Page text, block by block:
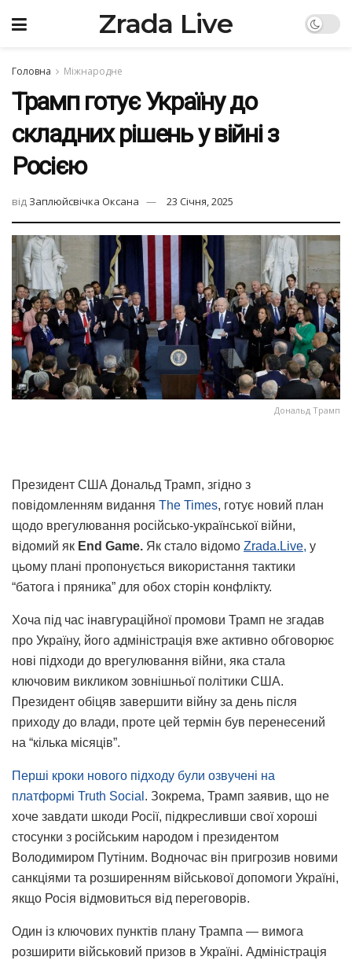
Zrada Live
Головна Міжнародне
Трамп готує Україну до
складних рішень у війні з
Росією
від Заплюйсвічка Оксана 23 Січня, 2025
Дональд Трамп
Президент США Дональд Трамп, згідно з
повідомленням видання The Times, готує новий план
щодо врегулювання російсько-української війни,
відомий як End Game. Як стало відомо Zrada.Live, у
цьому плані пропонується використання тактики
“батога і пряника” для обох сторін конфлікту.
Хоча під час інавгураційної промови Трамп не згадав
про Україну, його адміністрація вже активно обговорює
нові підходи до врегулювання війни, яка стала
ключовим викликом зовнішньої політики США.
Президент обіцяв завершити війну за день після
приходу до влади, проте цей термін був перенесений
на “кілька місяців”.
Перші кроки нового підходу були озвучені на
платформі Truth Social . Зокрема, Трамп заявив, що не
хоче завдати шкоди Росії, підкресливши свої хороші
стосунки з російським народом і президентом
Володимиром Путіним. Водночас він пригрозив новими
санкціями та розширенням військової допомоги Україні,
якщо Росія відмовиться від переговорів.
Один із ключових пунктів плану Трампа — вимога
розширити військовий призов в Україні. Адміністрація